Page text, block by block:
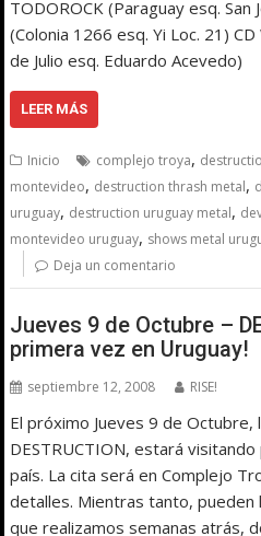
TODOROCK (Paraguay esq. San
(Colonia 1266 esq. Yi Loc. 21)
de Julio esq. Eduardo Acevedo)
LEER MÁS
Inicio complejo troya,
montevideo, destruction thrash metal,
uruguay, destruction uruguay metal,
montevideo uruguay, shows metal
Deja un comentario
Jueves 9 de Octubre –
primera vez en Uruguay!
septiembre 12, 2008 RISE!
El próximo Jueves 9 de Octubre,
DESTRUCTION, estará
país. La cita será en Complejo
detalles. Mientras tanto, pueden
que realizamos semanas atrás,